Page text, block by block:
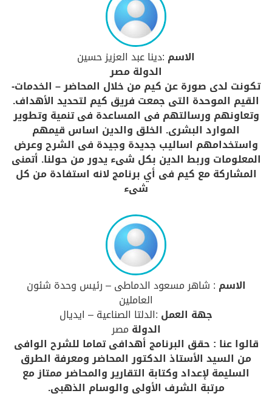
الاسم :دينا عبد العزيز حسين
الدولة مصر
تكونت لدى صورة عن كيم من خلال المحاضر – الخدمات-
القيم الموحدة التى جمعت فريق كيم لتحديد الأهداف.
وتعاونهم ورسالتهم فى المساعدة فى تنمية وتطوير
الموارد البشرى. الخلق والدين اساس قيمهم
واستخدامهم اساليب جديدة وجيدة فى الشرح وعرض
المعلومات وربط الدين بكل شىء يدور من حولنا. أتمنى
المشاركة مع كيم فى أي برنامج لانه استفادة من كل
شىء
الاسم : شاهر مسعود الدماطى – رئيس وحدة شئون
العاملين
جهة العمل :الدلتا الصناعية – ايديال
الدولة مصر
قالوا عنا : حقق البرنامج أهدافى تماما للشرح الوافى
من السيد الأستاذ الدكتور المحاضر ومعرفة الطرق
السليمة لإعداد وكتابة التقارير والمحاضر ممتاز مع
مرتبة الشرف الأولى والوسام الذهبى.